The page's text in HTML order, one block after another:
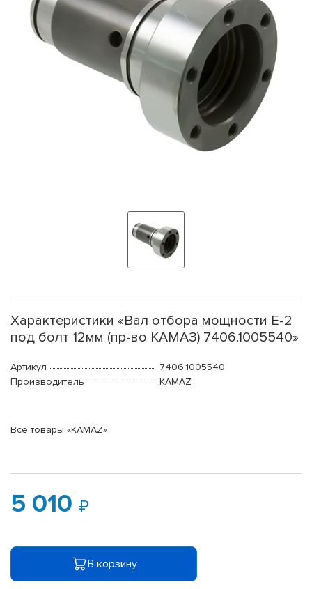
Характеристики «Вал отбора мощности Е-2
под болт 12мм (пр-во КАМАЗ) 7406.1005540»
Артикул
7406.1005540
Производитель
KAMAZ
Все товары «KAMAZ»
5 010
В корзину